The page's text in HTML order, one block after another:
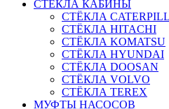
СТЁКЛА КАБИНЫ
СТЁКЛА
СТЁКЛА HITACHI
СТЁКЛА KOMATSU
СТЁКЛА HYUNDAI
СТЁКЛА DOOSAN
СТЁКЛА VOLVO
СТЁКЛА TEREX
МУФТЫ НАСОСОВ